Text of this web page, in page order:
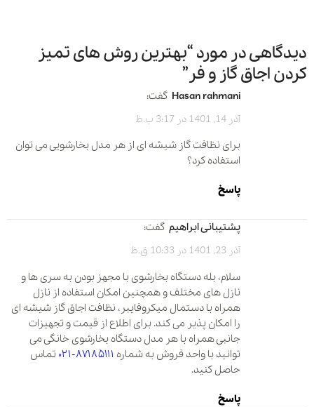
دیدگاهی در مورد “بهترین روش های تمیز
کردن اجاق گاز و فر”
hasan rahmani
گفت:
آذر 14, 1401 در 3:17 ب.ظ
برای نظافت گاز شیشه ای از هر مدل بخارشویی می توان
استفاده کرد؟
پاسخ
پشتیبانی ابراهیم گفت:
آذر 23, 1401 در 10:33 ق.ظ
سلام، بله دستگاه بخارشوی با مجهز بودن به سری ها و
نازل های مختلف و همچنین امکان استفاده از نازل
همراه با دستمال میکروفایبر، نظافت اجاق گاز شیشه ای
را امکان پذیر می کند. برای اطلاع از قیمت و تجهیزات
جانبی همراه با هر مدل دستگاه بخارشوی خانگی می
توانید با واحد فروش به شماره ۸۷۱۸۵۱۱۱-۰۲۱
تماس
حاصل کنید.
پاسخ